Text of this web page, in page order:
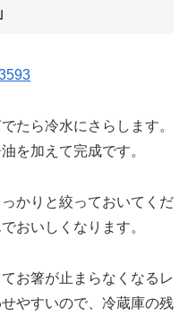
たら冷水にさらします。
を加えて完成です。
かりと絞っておいてくだ
おいしくなります。
お箸が止まらなくなるレ
やすいので、冷蔵庫の残